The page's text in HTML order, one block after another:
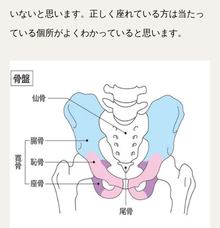
いないと思います。正しく座れている方は当たっ
ている個所がよくわかっていると思います。